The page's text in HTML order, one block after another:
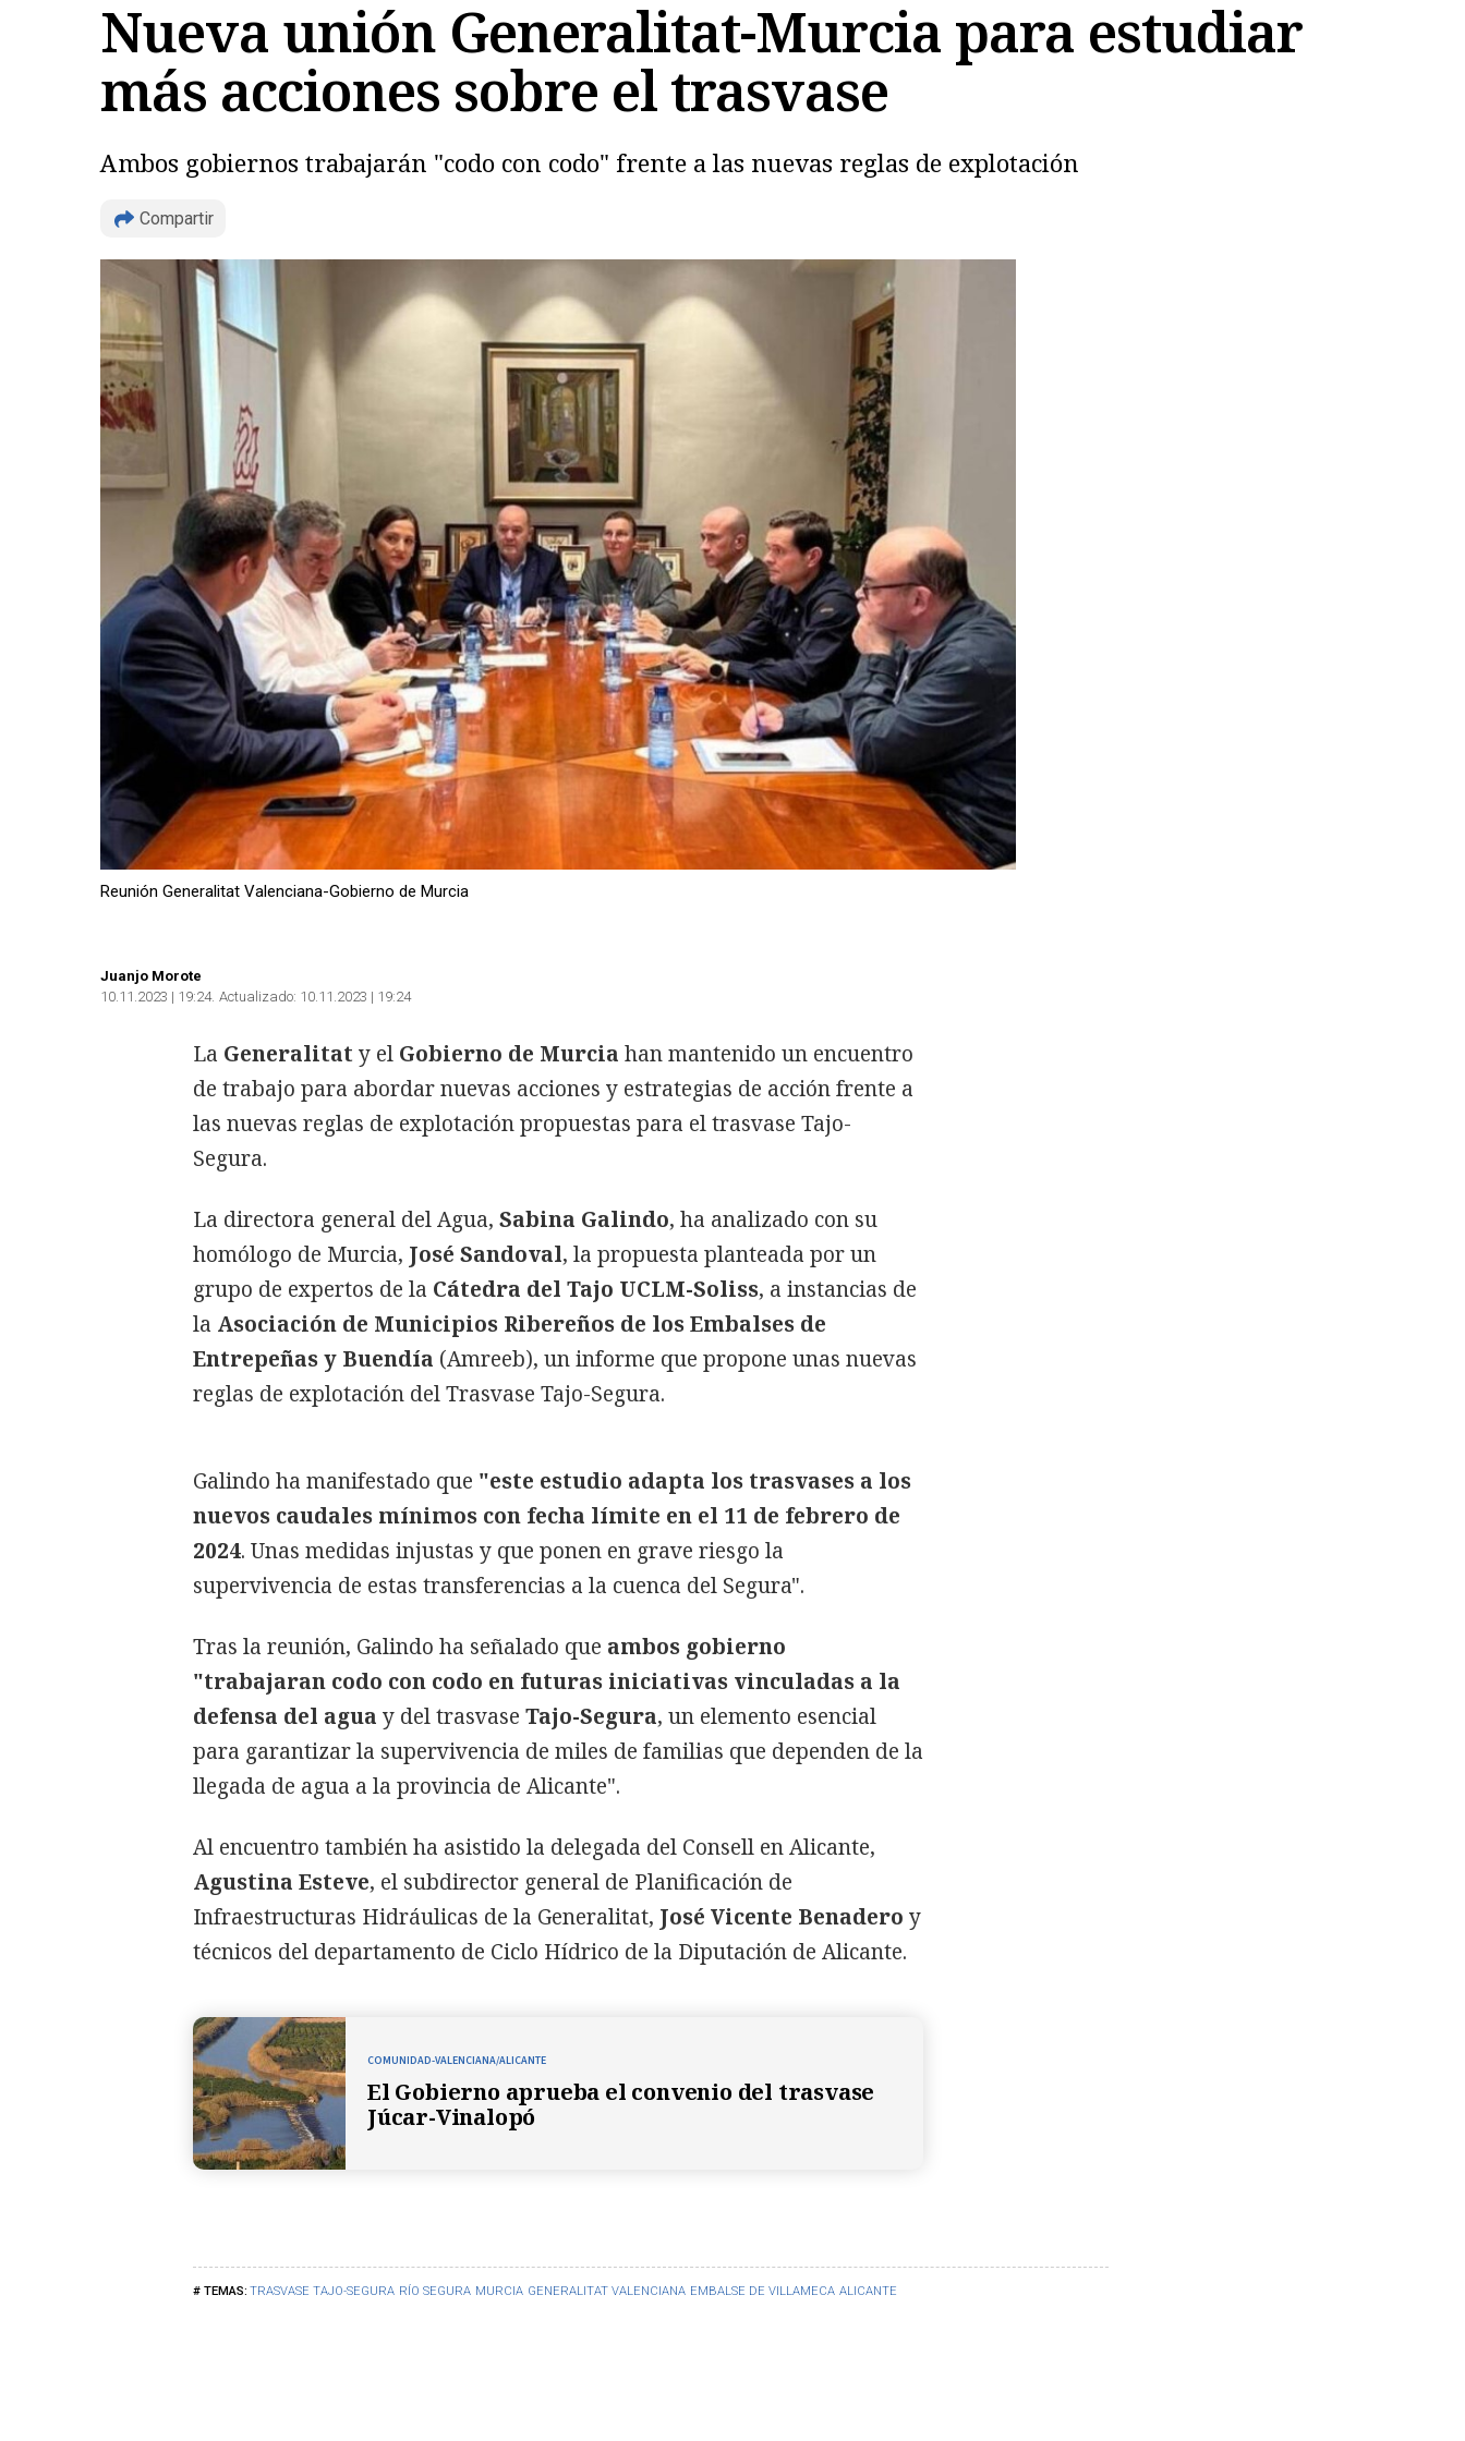
Nueva unión Generalitat-Murcia para estudiar
más acciones sobre el trasvase
Ambos gobiernos trabajarán "codo con codo" frente a las nuevas reglas de explotación
Compartir
Reunión Generalitat Valenciana-Gobierno de Murcia
Juanjo Morote
10.11.2023 | 19:24 Actualizado: 10.11.2023 | 19:24
TRASVASE TAJO-SEGURA RÍO SEGURA MURCIA GENERALITAT VALENCIANA EMBALSE DE VILLAMECA ALICANTE
La Generalitat y el Gobierno de Murcia han mantenido un encuentro
de trabajo para abordar nuevas acciones y estrategias de acción frente a
las nuevas reglas de explotación propuestas para el trasvase Tajo-
Segura.
La directora general del Agua, Sabina Galindo, ha analizado con su
homólogo de Murcia, José Sandoval, la propuesta planteada por un
grupo de expertos de la Cátedra del Tajo UCLM-Soliss, a instancias de
la Asociación de Municipios Ribereños de los Embalses de
Entrepeñas y Buendía (Amreeb), un informe que propone unas nuevas
reglas de explotación del Trasvase Tajo-Segura.
Galindo ha manifestado que "este estudio adapta los trasvases a los
nuevos caudales mínimos con fecha límite en el 11 de febrero de
2024. Unas medidas injustas y que ponen en grave riesgo la
supervivencia de estas transferencias a la cuenca del Segura".
Tras la reunión, Galindo ha señalado que ambos gobierno
"trabajaran codo con codo en futuras iniciativas vinculadas a la
defensa del agua y del trasvase Tajo-Segura, un elemento esencial
para garantizar la supervivencia de miles de familias que dependen de la
llegada de agua a la provincia de Alicante".
Al encuentro también ha asistido la delegada del Consell en Alicante,
Agustina Esteve, el subdirector general de Planificación de
Infraestructuras Hidráulicas de la Generalitat, José Vicente Benadero y
técnicos del departamento de Ciclo Hídrico de la Diputación de Alicante.
COMUNIDAD-VALENCIANA/ALICANTE
El Gobierno aprueba el convenio del trasvase
Júcar-Vinalopó